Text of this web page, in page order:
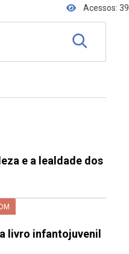
Acessos: 39
e a lealdade dos
livro infantojuvenil